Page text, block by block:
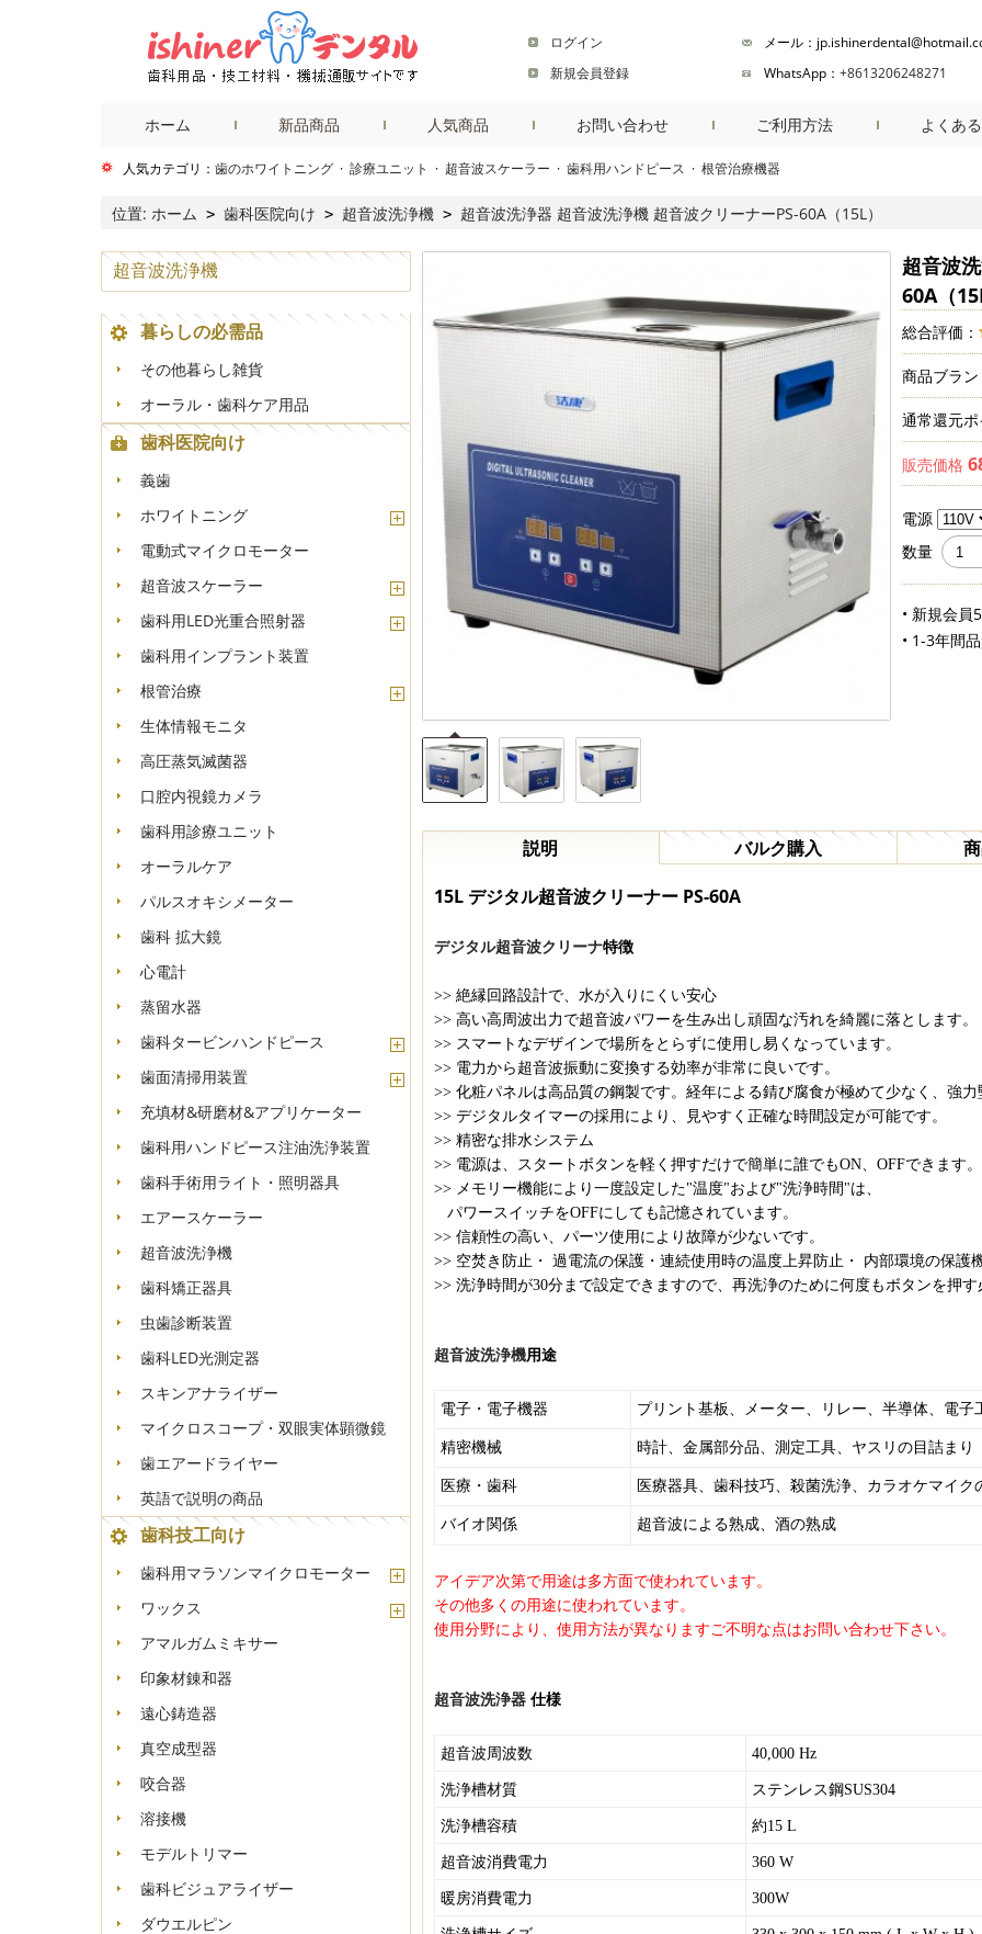
ログイン
新規会員登録
メール：
WhatsApp： +8613206248271
ホーム 新品商品 人気商品 お問い合わせ ご利用方法 よくあ
人気カテゴリ： 歯のホワイトニング · 診療ユニット · 超音波スケーラー · 歯科用ハンドピース · 根管治療機器商品検索
位置: ホーム > 歯科医院向け > 超音波洗浄機 > 超音波洗浄器 超音波洗浄機 超音波クリーナーPS-60A（15L）
超音波
60A（
総合評価：
商品ブラン
通常還元
販売価格
電源
数量
+
-
• 新規会員
• 1-3年間
説明 バルク購入
15L デジタル超音波クリーナー PS-60A
デジタル超音波クリーナ特徴
>> 絶縁回路設計で、水が入りにくい安心
>> 高い高周波出力で超音波パワーを生み出し頑固な汚れを綺麗に落とします。
>> スマートなデザインで場所をとらずに使用し易くなっています。
>> 電力から超音波振動に変換する効率が非常に良いです。
>> 化粧パネルは高品質の鋼製です。経年による錆び腐食が極めて少なく、強力
>> デジタルタイマーの採用により、見やすく正確な時間設定が可能です。
>> 精密な排水システム
>> 電源は、スタートボタンを軽く押すだけで簡単に誰でもON、OFFできます。
>> メモリー機能により一度設定した"温度"および"洗浄時間"は、
パワースイッチをOFFにしても記憶されています。
>> 信頼性の高い、パーツ使用により故障が少ないです。
>> 空焚き防止・ 過電流の保護・連続使用時の温度上昇防止・ 内部環境の保護
>> 洗浄時間が30分まで設定できますので、再洗浄のために何度もボタンを押す
超音波洗浄機用途
電子・電子機器 プリント基板、メーター、リレー、半導体、電子
精密機械 時計、金属部分品、測定工具、ヤスリの目詰まり
医療・歯科 医療器具、歯科技巧、殺菌洗浄、カラオケマイク
バイオ関係 超音波による熟成、酒の熟成
アイデア次第で用途は多方面で使われています。
その他多くの用途に使われています。
使用分野により、使用方法が異なりますご不明な点はお問い合わせ下さい。
超音波洗浄器仕様
超音波周波数 40,000 Hz
洗浄槽材質 ステンレス鋼SUS304
洗浄槽容積 約15 L
超音波消費電力 360W
暖房消費電力 300W
超音波洗浄機
暮らしの必需品
その他暮らし雑貨
オーラル・歯科ケア用品
歯科医院向け
義歯
ホワイトニング
電動式マイクロモーター
超音波スケーラー
歯科用LED光重合照射器
歯科用インプラント装置
根管治療
生体情報モニタ
高圧蒸気滅菌器
口腔内視鏡カメラ
歯科用診療ユニット
オーラルケア
パルスオキシメーター
歯科 拡大鏡
心電計
蒸留水器
歯科タービンハンドピース
歯面清掃用装置
充填材&研磨材&アプリケーター
歯科用ハンドピース注油洗浄装置
歯科手術用ライト・照明器具
エアースケーラー
超音波洗浄機
歯科矯正器具
虫歯診断装置
歯科LED光測定器
スキンアナライザー
マイクロスコープ・双眼実体顕微鏡
歯エアードライヤー
英語で説明の商品
歯科技工向け
歯科用マラソンマイクロモーター
ワックス
アマルガムミキサー
印象材錬和器
遠心鋳造器
真空成型器
咬合器
溶接機
モデルトリマー
歯科ビジュアライザー
ダウエルピン